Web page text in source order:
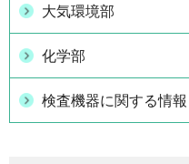
大気環境部
化学部
検査機器に関する情報